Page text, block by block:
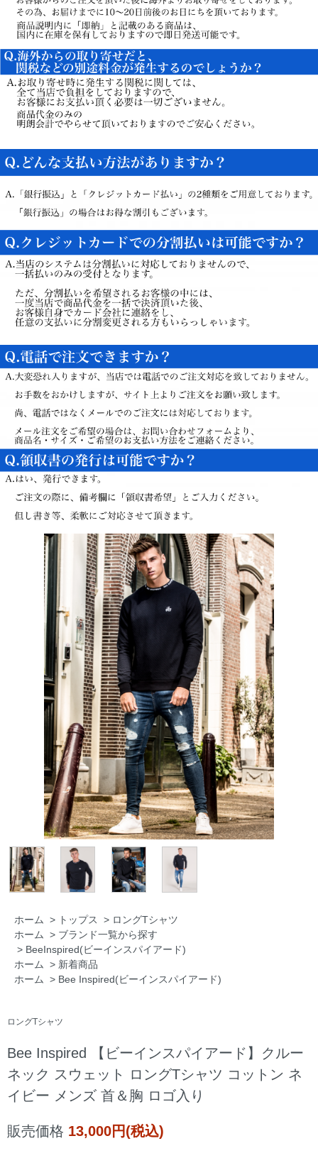
ホーム > トップス > ロングTシャツ
ホーム > ブランド一覧から探す
> BeeInspired(ビーインスパイアード)
ホーム > 新着商品
ホーム > Bee Inspired(ビーインスパイアード)
ロングTシャツ
Bee Inspired 【ビーインスパイアード】クルー
ネック スウェット ロングTシャツ コットン ネ
イビー メンズ 首＆胸 ロゴ入り
販売価格 13,000円(税込)